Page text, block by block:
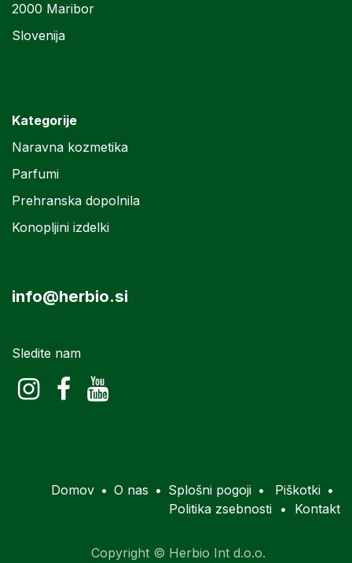
2000 Maribor
Slovenija
Kategorije
Naravna kozmetika
Parfumi
Prehranska dopolnila
Konopljini izdelki
info@herbio.si
Sledite nam
Domov • O nas • Splošni pogoji • Piškotki •
Politika zsebnosti • Kontakt
Copyright © Herbio Int d.o.o.